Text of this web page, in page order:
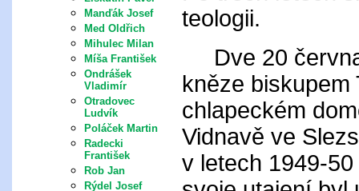
Manďák Josef
Med Oldřich
Mihulec Milan
Míša František
Ondrášek
Vladimír
Otradovec
Ludvík
Poláček Martin
Radecki
František
Rob Jan
Rýdel Josef
teologii.
Dve 20
kněze
chlapeckém
Vidnavě ve
v letech 1949-